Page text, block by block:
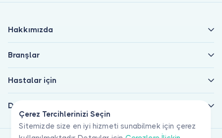
Çerez Tercihlerinizi Seçin
Sitemizde size en iyi hizmeti sunabilmek için çerez
Hakkımızda
Branşlar
Hastalar için
Doktorlar için